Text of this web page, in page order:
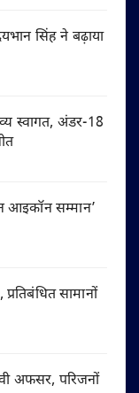
सिंह ने बढ़ाया
स्वागत, अंडर-18
आइकॉन सम्मान’
सामानों
अफसर, परिजनों